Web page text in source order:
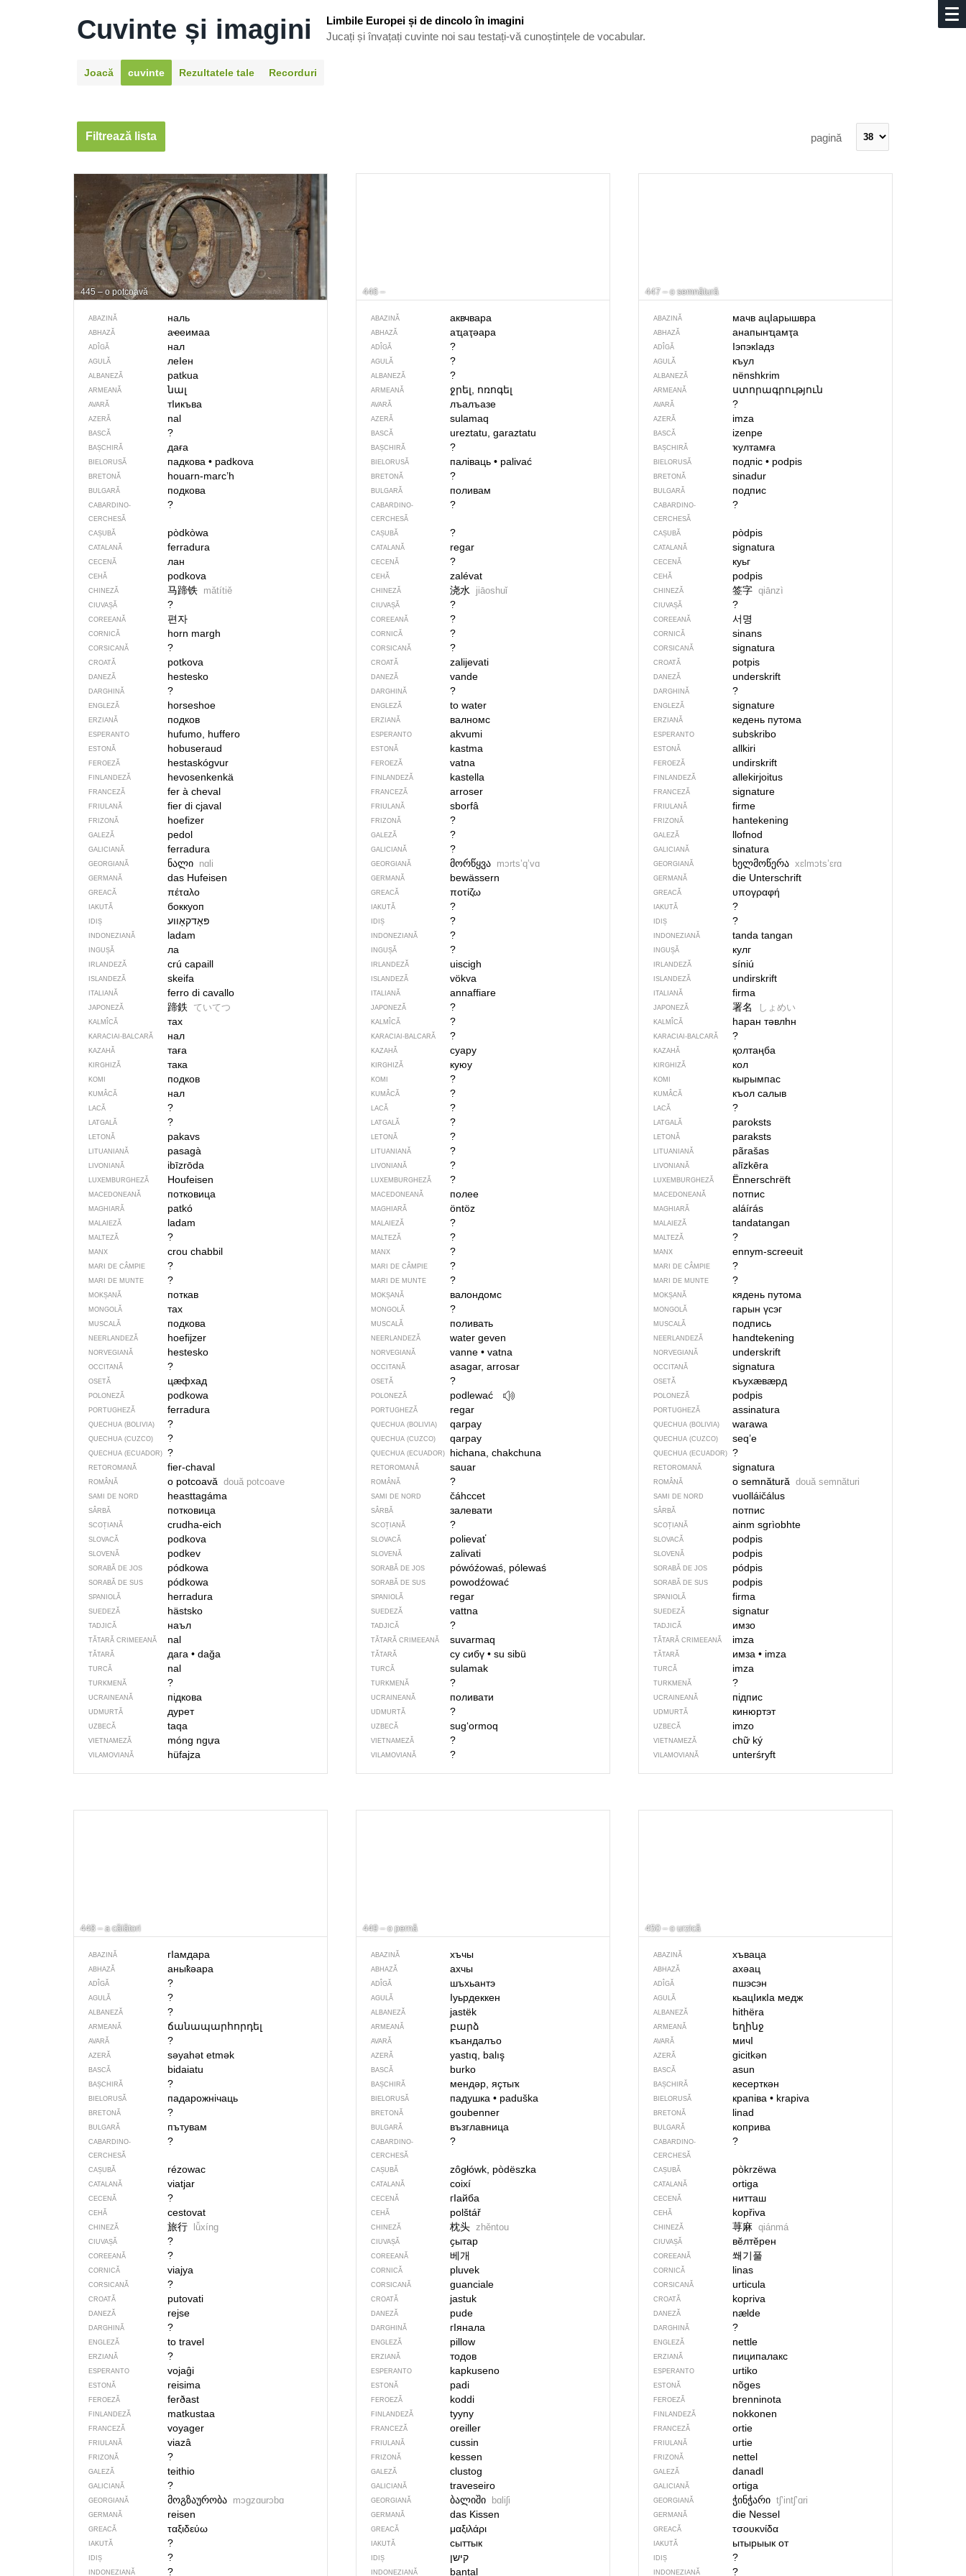
Cuvinte și imagini
Limbile Europei și de dincolo în imagini
Jucați și învațați cuvinte noi sau testați-vă cunoștințele de vocabular.
Joacă cuvinte Rezultatele tale Recorduri
Filtrează lista pagină
445 – o potcoavă
ABAZINĂ наль
ABHAZĂ аҽеимаа
ADÎGĂ нал
AGULĂ леIен
ALBANEZĂ patkua
ARMEANĂ նալ
AVARĂ тIикъва
AZERĂ nal
BASCĂ ?
BAȘCHIRĂ даға
BIELORUSĂ падкова •padkova
BRETONĂ houarn-marc’h
BULGARĂ подкова
CABARDINO-
CERCHESĂ
?
CAȘUBĂ pòdkòwa
CATALANĂ ferradura
CECENĂ лан
CEHĂ podkova
CHINEZĂ 马蹄铁 mǎtítiě
CIUVAȘĂ ?
COREEANĂ 편자
CORNICĂ horn margh
CORSICANĂ ?
CROATĂ potkova
DANEZĂ hestesko
DARGHINĂ ?
ENGLEZĂ horseshoe
ERZIANĂ подков
ESPERANTO hufumo, huffero
ESTONĂ hobuseraud
FEROEZĂ hestaskógvur
FINLANDEZĂ hevosenkenkä
FRANCEZĂ fer à cheval
FRIULANĂ fier di cjaval
FRIZONĂ hoefizer
GALEZĂ pedol
GALICIANĂ ferradura
GEORGIANĂ ნალი nɑli
GERMANĂ das Hufeisen
GREACĂ πέταλο
IAKUTĂ боккуоп
IDIȘ
INDONEZIANĂ ladam
INGUȘĂ ла
IRLANDEZĂ crú capaill
ISLANDEZĂ skeifa
ITALIANĂ ferro di cavallo
JAPONEZĂ 蹄鉄 ていてつ
KALMÎCĂ тах
KARACIAI-BALCARĂ нал
KAZAHĂ таға
KIRGHIZĂ така
KOMI подков
KUMÂCĂ нал
LACĂ ?
LATGALĂ ?
LETONĂ pakavs
LITUANIANĂ pasagà
LIVONIANĂ ibīzrōda
LUXEMBURGHEZĂ Houfeisen
MACEDONEANĂ потковица
MAGHIARĂ patkó
MALAIEZĂ ladam
MALTEZĂ ?
MANX crou chabbil
MARI DE CÂMPIE ?
MARI DE MUNTE ?
MOKȘANĂ поткав
MONGOLĂ тах
MUSCALĂ подкова
NEERLANDEZĂ hoefijzer
NORVEGIANĂ hestesko
OCCITANĂ ?
OSETĂ цӕфхад
POLONEZĂ podkowa
PORTUGHEZĂ ferradura
QUECHUA (BOLIVIA) ?
QUECHUA (CUZCO) ?
QUECHUA (ECUADOR) ?
RETOROMANĂ fier-chaval
ROMÂNĂ o potcoavă două potcoave
SAMI DE NORD heasttagáma
SÂRBĂ потковица
SCOȚIANĂ crudha-eich
SLOVACĂ podkova
SLOVENĂ podkev
SORABĂ DE JOS pódkowa
SORABĂ DE SUS pódkowa
SPANIOLĂ herradura
SUEDEZĂ hästsko
TADJICĂ наъл
TĂTARĂ CRIMEEANĂ nal
TĂTARĂ дага •dağa
TURCĂ nal
TURKMENĂ ?
UCRAINEANĂ підкова
UDMURTĂ дурет
UZBECĂ taqa
VIETNAMEZĂ móng ngựa
VILAMOVIANĂ hüfajza
446 –
ABAZINĂ аквчвара
ABHAZĂ аҵаҭәара
ADÎGĂ ?
AGULĂ ?
ALBANEZĂ ?
ARMEANĂ ջրել, ոռոգել
AVARĂ лъалъазе
AZERĂ sulamaq
BASCĂ ureztatu, garaztatu
BAȘCHIRĂ ?
BIELORUSĂ паліваць • palivać
BRETONĂ ?
BULGARĂ поливам
CABARDINO-
CERCHESĂ
?
CAȘUBĂ ?
CATALANĂ regar
CECENĂ ?
CEHĂ zalévat
CHINEZĂ 浇水 jiāoshuǐ
CIUVAȘĂ ?
COREEANĂ ?
CORNICĂ ?
CORSICANĂ ?
CROATĂ zalijevati
DANEZĂ vande
DARGHINĂ ?
ENGLEZĂ to water
ERZIANĂ валномс
ESPERANTO akvumi
ESTONĂ kastma
FEROEZĂ vatna
FINLANDEZĂ kastella
FRANCEZĂ arroser
FRIULANĂ sborfâ
FRIZONĂ ?
GALEZĂ ?
GALICIANĂ ?
GEORGIANĂ მორწყვა mɔrtsʼqʼvɑ
GERMANĂ bewässern
GREACĂ ποτίζω
IAKUTĂ ?
IDIȘ ?
INDONEZIANĂ ?
INGUȘĂ ?
IRLANDEZĂ uiscigh
ISLANDEZĂ vökva
ITALIANĂ annaffiare
JAPONEZĂ ?
KALMÎCĂ ?
KARACIAI-BALCARĂ ?
KAZAHĂ суару
KIRGHIZĂ куюу
KOMI ?
KUMÂCĂ ?
LACĂ ?
LATGALĂ ?
LETONĂ ?
LITUANIANĂ ?
LIVONIANĂ ?
LUXEMBURGHEZĂ ?
MACEDONEANĂ полее
MAGHIARĂ öntöz
MALAIEZĂ ?
MALTEZĂ ?
MANX ?
MARI DE CÂMPIE ?
MARI DE MUNTE ?
MOKȘANĂ валондомс
MONGOLĂ ?
MUSCALĂ поливать
NEERLANDEZĂ water geven
NORVEGIANĂ vanne • vatna
OCCITANĂ asagar, arrosar
OSETĂ ?
POLONEZĂ podlewać
PORTUGHEZĂ regar
QUECHUA (BOLIVIA) qarpay
QUECHUA (CUZCO) qarpay
QUECHUA (ECUADOR) hichana, chakchuna
RETOROMANĂ sauar
ROMÂNĂ ?
SAMI DE NORD čáhccet
SÂRBĂ залевати
SCOȚIANĂ ?
SLOVACĂ polievať
SLOVENĂ zalivati
SORABĂ DE JOS pówóźowaś, pólewaś
SORABĂ DE SUS powodźować
SPANIOLĂ regar
SUEDEZĂ vattna
TADJICĂ ?
TĂTARĂ CRIMEEANĂ suvarmaq
TĂTARĂ су сибү • su sibü
TURCĂ sulamak
TURKMENĂ ?
UCRAINEANĂ поливати
UDMURTĂ ?
UZBECĂ sug‘ormoq
VIETNAMEZĂ ?
VILAMOVIANĂ ?
447 – o semnătură
ABAZINĂ мачв ацIарышвра
ABHAZĂ анапынҵамҭа
ADÎGĂ IэпэкIадз
AGULĂ къул
ALBANEZĂ nënshkrim
ARMEANĂ ստորագրություն
AVARĂ ?
AZERĂ imza
BASCĂ izenpe
BAȘCHIRĂ ҡултамға
BIELORUSĂ подпіс• podpis
BRETONĂ sinadur
BULGARĂ подпис
CABARDINO-
CERCHESĂ
?
CAȘUBĂ pòdpis
CATALANĂ signatura
CECENĂ куьг
CEHĂ podpis
CHINEZĂ 签字 qiānzì
CIUVAȘĂ ?
COREEANĂ 서명
CORNICĂ sinans
CORSICANĂ signatura
CROATĂ potpis
DANEZĂ underskrift
DARGHINĂ ?
ENGLEZĂ signature
ERZIANĂ кедень путома
ESPERANTO subskribo
ESTONĂ allkiri
FEROEZĂ undirskrift
FINLANDEZĂ allekirjoitus
FRANCEZĂ signature
FRIULANĂ firme
FRIZONĂ hantekening
GALEZĂ llofnod
GALICIANĂ sinatura
GEORGIANĂ ხელმოწერა xɛlmɔtsʼɛrɑ
GERMANĂ die Unterschrift
GREACĂ υπογραφή
IAKUTĂ ?
IDIȘ ?
INDONEZIANĂ tanda tangan
INGUȘĂ кулг
IRLANDEZĂ síniú
ISLANDEZĂ undirskrift
ITALIANĂ firma
JAPONEZĂ 署名 しょめい
KALMÎCĂ һаран тәвлһн
KARACIAI-BALCARĂ ?
KAZAHĂ қолтаңба
KIRGHIZĂ кол
KOMI кырымпас
KUMÂCĂ къол салыв
LACĂ ?
LATGALĂ paroksts
LETONĂ paraksts
LITUANIANĂ pãrašas
LIVONIANĂ alīzkēra
LUXEMBURGHEZĂ Ënnerschrëft
MACEDONEANĂ потпис
MAGHIARĂ aláírás
MALAIEZĂ tandatangan
MALTEZĂ ?
MANX ennym-screeuit
MARI DE CÂMPIE ?
MARI DE MUNTE ?
MOKȘANĂ кядень путома
MONGOLĂ гарын үсэг
MUSCALĂ подпись
NEERLANDEZĂ handtekening
NORVEGIANĂ underskrift
OCCITANĂ signatura
OSETĂ къухӕвӕрд
POLONEZĂ podpis
PORTUGHEZĂ assinatura
QUECHUA (BOLIVIA) warawa
QUECHUA (CUZCO) seq’e
QUECHUA (ECUADOR) ?
RETOROMANĂ signatura
ROMÂNĂ o semnătură două semnături
SAMI DE NORD vuolláičálus
SÂRBĂ потпис
SCOȚIANĂ ainm sgrìobhte
SLOVACĂ podpis
SLOVENĂ podpis
SORABĂ DE JOS pódpis
SORABĂ DE SUS podpis
SPANIOLĂ firma
SUEDEZĂ signatur
TADJICĂ имзо
TĂTARĂ CRIMEEANĂ imza
TĂTARĂ имза• imza
TURCĂ imza
TURKMENĂ ?
UCRAINEANĂ підпис
UDMURTĂ кинюртэт
UZBECĂ imzo
VIETNAMEZĂ chữ ký
VILAMOVIANĂ unterśryft
448 – a călători
ABAZINĂ гIамдара
ABHAZĂ аныҟәара
ADÎGĂ ?
AGULĂ ?
ALBANEZĂ ?
ARMEANĂ ճանապարհորդել
AVARĂ ?
AZERĂ səyahət etmək
BASCĂ bidaiatu
BAȘCHIRĂ ?
BIELORUSĂ падарожнічаць
BRETONĂ ?
BULGARĂ пътувам
CABARDINO-
CERCHESĂ
?
CAȘUBĂ rézowac
CATALANĂ viatjar
CECENĂ ?
CEHĂ cestovat
CHINEZĂ 旅行 lǚxíng
CIUVAȘĂ ?
COREEANĂ ?
CORNICĂ viajya
CORSICANĂ ?
CROATĂ putovati
DANEZĂ rejse
DARGHINĂ ?
ENGLEZĂ to travel
ERZIANĂ ?
ESPERANTO vojaĝi
ESTONĂ reisima
FEROEZĂ ferðast
FINLANDEZĂ matkustaa
FRANCEZĂ voyager
FRIULANĂ viazâ
FRIZONĂ ?
GALEZĂ teithio
GALICIANĂ ?
GEORGIANĂ მოგზაურობა mɔgzɑurɔbɑ
GERMANĂ reisen
GREACĂ ταξιδεύω
IAKUTĂ ?
IDIȘ ?
INDONEZIANĂ ?
449 – o pernă
ABAZINĂ хъчы
ABHAZĂ ахчы
ADÎGĂ шъхьантэ
AGULĂ Iуьрдеккен
ALBANEZĂ jastëk
ARMEANĂ բարձ
AVARĂ къандалъо
AZERĂ yastıq, balış
BASCĂ burko
BAȘCHIRĂ мендәр, яҫтыҡ
BIELORUSĂ падушка • paduška
BRETONĂ goubenner
BULGARĂ възглавница
CABARDINO-
CERCHESĂ
?
CAȘUBĂ zôgłówk, pòdëszka
CATALANĂ coixí
CECENĂ гIайба
CEHĂ polštář
CHINEZĂ 枕头 zhěntou
CIUVAȘĂ ҫытар
COREEANĂ 베개
CORNICĂ pluvek
CORSICANĂ guanciale
CROATĂ jastuk
DANEZĂ pude
DARGHINĂ гIянала
ENGLEZĂ pillow
ERZIANĂ тодов
ESPERANTO kapkuseno
ESTONĂ padi
FEROEZĂ koddi
FINLANDEZĂ tyyny
FRANCEZĂ oreiller
FRIULANĂ cussin
FRIZONĂ kessen
GALEZĂ clustog
GALICIANĂ traveseiro
GEORGIANĂ ბალიში bɑliʃi
GERMANĂ das Kissen
GREACĂ μαξιλάρι
IAKUTĂ сыттык
IDIȘ
INDONEZIANĂ bantal
450 – o urzică
ABAZINĂ хъваца
ABHAZĂ ахәац
ADÎGĂ пшэсэн
AGULĂ кьацIикIа медж
ALBANEZĂ hithëra
ARMEANĂ եղինջ
AVARĂ мичI
AZERĂ gicitkən
BASCĂ asun
BAȘCHIRĂ кесерткән
BIELORUSĂ крапіва• krapiva
BRETONĂ linad
BULGARĂ коприва
CABARDINO-
CERCHESĂ
?
CAȘUBĂ pòkrzëwa
CATALANĂ ortiga
CECENĂ нитташ
CEHĂ kopřiva
CHINEZĂ 荨麻 qiánmá
CIUVAȘĂ вӗлтӗрен
COREEANĂ 쐐기풀
CORNICĂ linas
CORSICANĂ urticula
CROATĂ kopriva
DANEZĂ nælde
DARGHINĂ ?
ENGLEZĂ nettle
ERZIANĂ пиципалакс
ESPERANTO urtiko
ESTONĂ nõges
FEROEZĂ brenninota
FINLANDEZĂ nokkonen
FRANCEZĂ ortie
FRIULANĂ urtie
FRIZONĂ nettel
GALEZĂ danadl
GALICIANĂ ortiga
GEORGIANĂ ჭინჭარი tʃʼintʃʼɑri
GERMANĂ die Nessel
GREACĂ τσουκνίδα
IAKUTĂ ытырыык от
IDIȘ ?
INDONEZIANĂ ?